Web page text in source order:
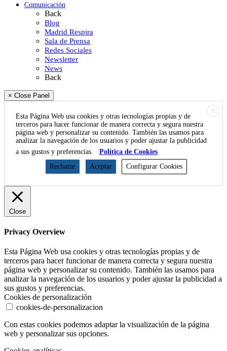
Comunicación
Back
Blog
Madrid Respira
Sala de Prensa
Redes Sociales
Newsletter
News
Back
× Close Panel
X
Esta Página Web usa cookies y otras tecnologías propias y de
terceros para hacer funcionar de manera correcta y segura nuestra
página web y personalizar su contenido. También las usamos para
analizar la navegación de los usuarios y poder ajustar la publicidad
a sus gustos y preferencias.
Política de Cookies
Rechazar
Aceptar Configurar Cookies
Close
Privacy Overview
Esta Página Web usa cookies y otras tecnologías propias y de
terceros para hacer funcionar de manera correcta y segura nuestra
página web y personalizar su contenido. También las usamos para
analizar la navegación de los usuarios y poder ajustar la publicidad a
sus gustos y preferencias.
Cookies de personalización
cookies-de-personalizacion
Con estas cookies podemos adaptar la visualización de la página
web y personalizar sus opciones.